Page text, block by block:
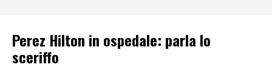
Perez Hilton in ospedale: parla lo
sceriffo